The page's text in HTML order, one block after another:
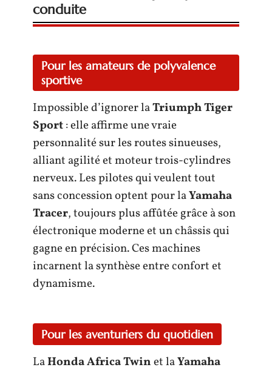
conduite
Pour les amateurs de polyvalence
sportive
Impossible d’ignorer laTriumph Tiger
Sport: elle affirme une vraie
personnalité sur les routes sinueuses,
alliant agilité et moteur trois-cylindres
nerveux. Les pilotes qui veulent tout
sans concession optent pour laYamaha
Tracer, toujours plus affûtée grâce à son
électronique moderne et un châssis qui
gagne en précision. Ces machines
incarnent la synthèse entre confort et
dynamisme.
Pour les aventuriers du quotidien
LaHonda Africa Twinet laYamaha